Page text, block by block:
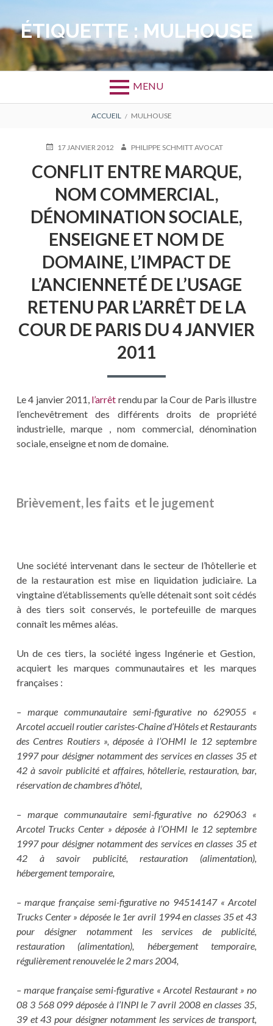
contenuÉTIQUETTE : MULHOUSE
MENU
D'ARIANE
ACCUEIL MULHOUSE
PUBLIÉ17 JANVIER 2012 AUTEURPHILIPPE SCHMITT AVOCAT
CONFLIT ENTRE MARQUE,
NOM COMMERCIAL,
DÉNOMINATION SOCIALE,
ENSEIGNE ET NOM DE
DOMAINE, L’IMPACT DE
L’ANCIENNETÉ DE L’USAGE
RETENU PAR L’ARRÊT DE LA
COUR DE PARIS DU 4 JANVIER
2011
Le 4 janvier 2011, l’arrêt rendu par la Cour de Paris illustre
l’enchevêtrement des différents droits de propriété
industrielle, marque , nom commercial, dénomination
sociale, enseigne et nom de domaine.
Brièvement, les faits et le jugement
Une société intervenant dans le secteur de l’hôtellerie et
de la restauration est mise en liquidation judiciaire. La
vingtaine d’établissements qu’elle détenait sont soit cédés
à des tiers soit conservés, le portefeuille de marques
connaît les mêmes aléas.
Un de ces tiers, la société ingess Ingénerie et Gestion,
acquiert les marques communautaires et les marques
françaises :
– marque communautaire semi-figurative no 629055 «
Arcotel accueil routier caristes-Chaîne d’Hôtels et Restaurants
des Centres Routiers », déposée à l’OHMI le 12 septembre
1997 pour désigner notamment des services en classes 35 et
42 à savoir publicité et affaires, hôtellerie, restauration, bar,
réservation de chambres d’hôtel,
– marque communautaire semi-figurative no 629063 «
Arcotel Trucks Center » déposée à l’OHMI le 12 septembre
1997 pour désigner notamment des services en classes 35 et
42 à savoir publicité, restauration (alimentation),
hébergement temporaire,
– marque française semi-figurative no 94514147 « Arcotel
Trucks Center » déposée le 1er avril 1994 en classes 35 et 43
pour désigner notamment les services de publicité,
restauration (alimentation), hébergement temporaire,
régulièrement renouvelée le 2 mars 2004,
– marque française semi-figurative « Arcotel Restaurant » no
08 3 568 099 déposée à l’INPI le 7 avril 2008 en classes 35,
39 et 43 pour désigner notamment les services de transport,